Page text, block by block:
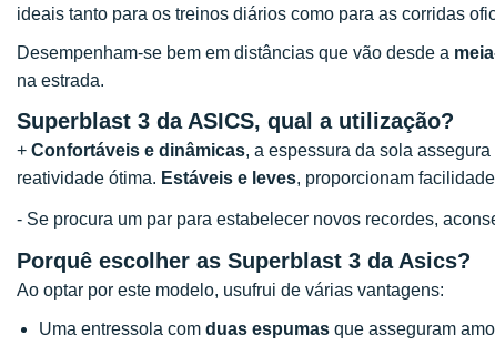
ideais tanto para os treinos diários como para as corridas
Desempenham-se bem em distâncias que vão desde a
na estrada.
Superblast 3 da ASICS, qual a utilização?
+ Confortáveis e dinâmicas, a espessura da sola
reatividade ótima. Estáveis e leves, proporcionam
- Se procura um par para estabelecer novos recordes,
Porquê escolher as Superblast 3 da Asics?
Ao optar por este modelo, usufrui de várias vantagens:
Uma entressola com duas espumas que asseguram